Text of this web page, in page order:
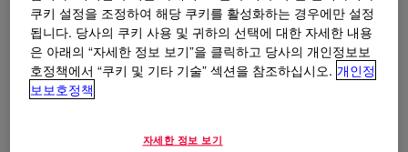
쿠키 설정을 조정하여 해당 쿠키를 활성화하는 경우에만 설정
됩니다. 당사의 쿠키 사용 및 귀하의 선택에 대한 자세한 내용
은 아래의 “자세한 정보 보기”을 클릭하고 당사의 개인정보보
호정책에서 “쿠키 및 기타 기술” 섹션을 참조하십시오. 개인정
보보호정책
자세한 정보 보기